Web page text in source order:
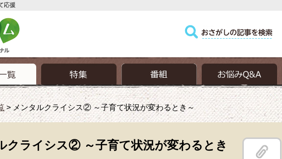
応援
>メンタルクライシス② ～子育て状況が変わるとき～
クライシス② ～子育て状況が変わるとき